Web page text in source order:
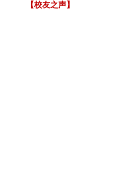
【校友之声】